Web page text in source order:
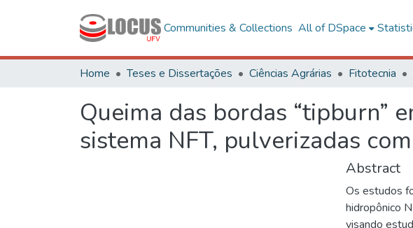
Communities & Collections All of DSpace
Home Teses e Dissertações Ciências Agrárias Fitotecnia
Queima das bordas “tipburn”
sistema NFT, pulverizadas
Abstract
Os estudos
hidropônico
visando